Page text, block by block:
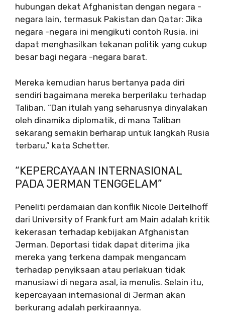
hubungan dekat Afghanistan dengan negara -
negara lain, termasuk Pakistan dan Qatar: Jika
negara -negara ini mengikuti contoh Rusia, ini
dapat menghasilkan tekanan politik yang cukup
besar bagi negara -negara barat.
Mereka kemudian harus bertanya pada diri
sendiri bagaimana mereka berperilaku terhadap
Taliban. “Dan itulah yang seharusnya dinyalakan
oleh dinamika diplomatik, di mana Taliban
sekarang semakin berharap untuk langkah Rusia
terbaru,” kata Schetter.
“KEPERCAYAAN INTERNASIONAL
PADA JERMAN TENGGELAM”
Peneliti perdamaian dan konflik Nicole Deitelhoff
dari University of Frankfurt am Main adalah kritik
kekerasan terhadap kebijakan Afghanistan
Jerman. Deportasi tidak dapat diterima jika
mereka yang terkena dampak mengancam
terhadap penyiksaan atau perlakuan tidak
manusiawi di negara asal, ia menulis. Selain itu,
kepercayaan internasional di Jerman akan
berkurang adalah perkiraannya.